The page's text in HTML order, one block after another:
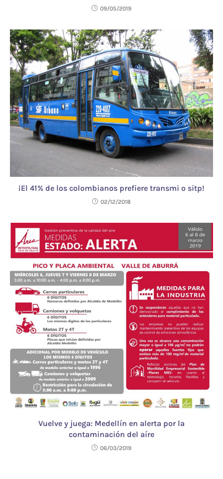
09/05/2019
¡El 41% de los colombianos prefiere transmi o sitp!
02/12/2018
Vuelve y juega: Medellín en alerta por la
contaminación del aíre
06/03/2019